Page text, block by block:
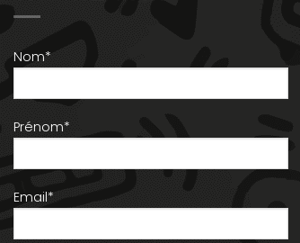
Nom*
Prénom*
Email*